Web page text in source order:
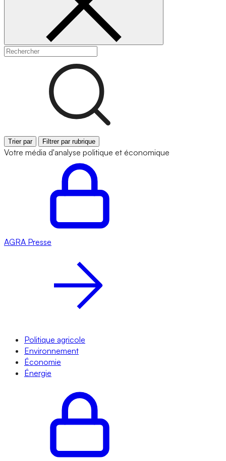
Trier par Filtrer par rubrique
Votre média d'analyse politique et économique
AGRA Presse
Politique agricole
Environnement
Économie
Énergie